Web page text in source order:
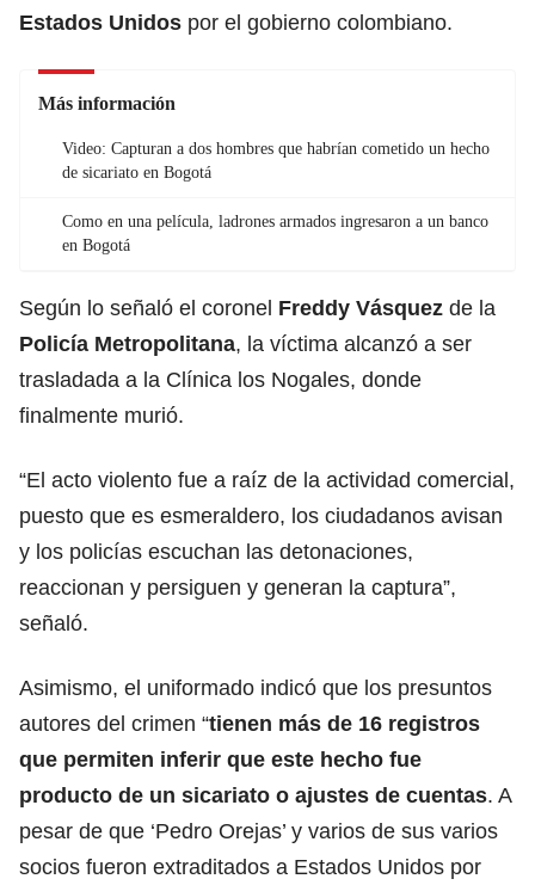
Estados Unidos por el gobierno colombiano.
Más información
Video: Capturan a dos hombres que habrían cometido un hecho
de sicariato en Bogotá
Como en una película, ladrones armados ingresaron a un banco
en Bogotá
Según lo señaló el coronel Freddy Vásquez de la
Policía Metropolitana, la víctima alcanzó a ser
trasladada a la Clínica los Nogales, donde
finalmente murió.
“El acto violento fue a raíz de la actividad comercial,
puesto que es esmeraldero, los ciudadanos avisan
y los policías escuchan las detonaciones,
reaccionan y persiguen y generan la captura”,
señaló.
Asimismo, el uniformado indicó que los presuntos
autores del crimen “tienen más de 16 registros
que permiten inferir que este hecho fue
producto de un sicariato o ajustes de cuentas. A
pesar de que ‘Pedro Orejas’ y varios de sus varios
socios fueron extraditados a Estados Unidos por